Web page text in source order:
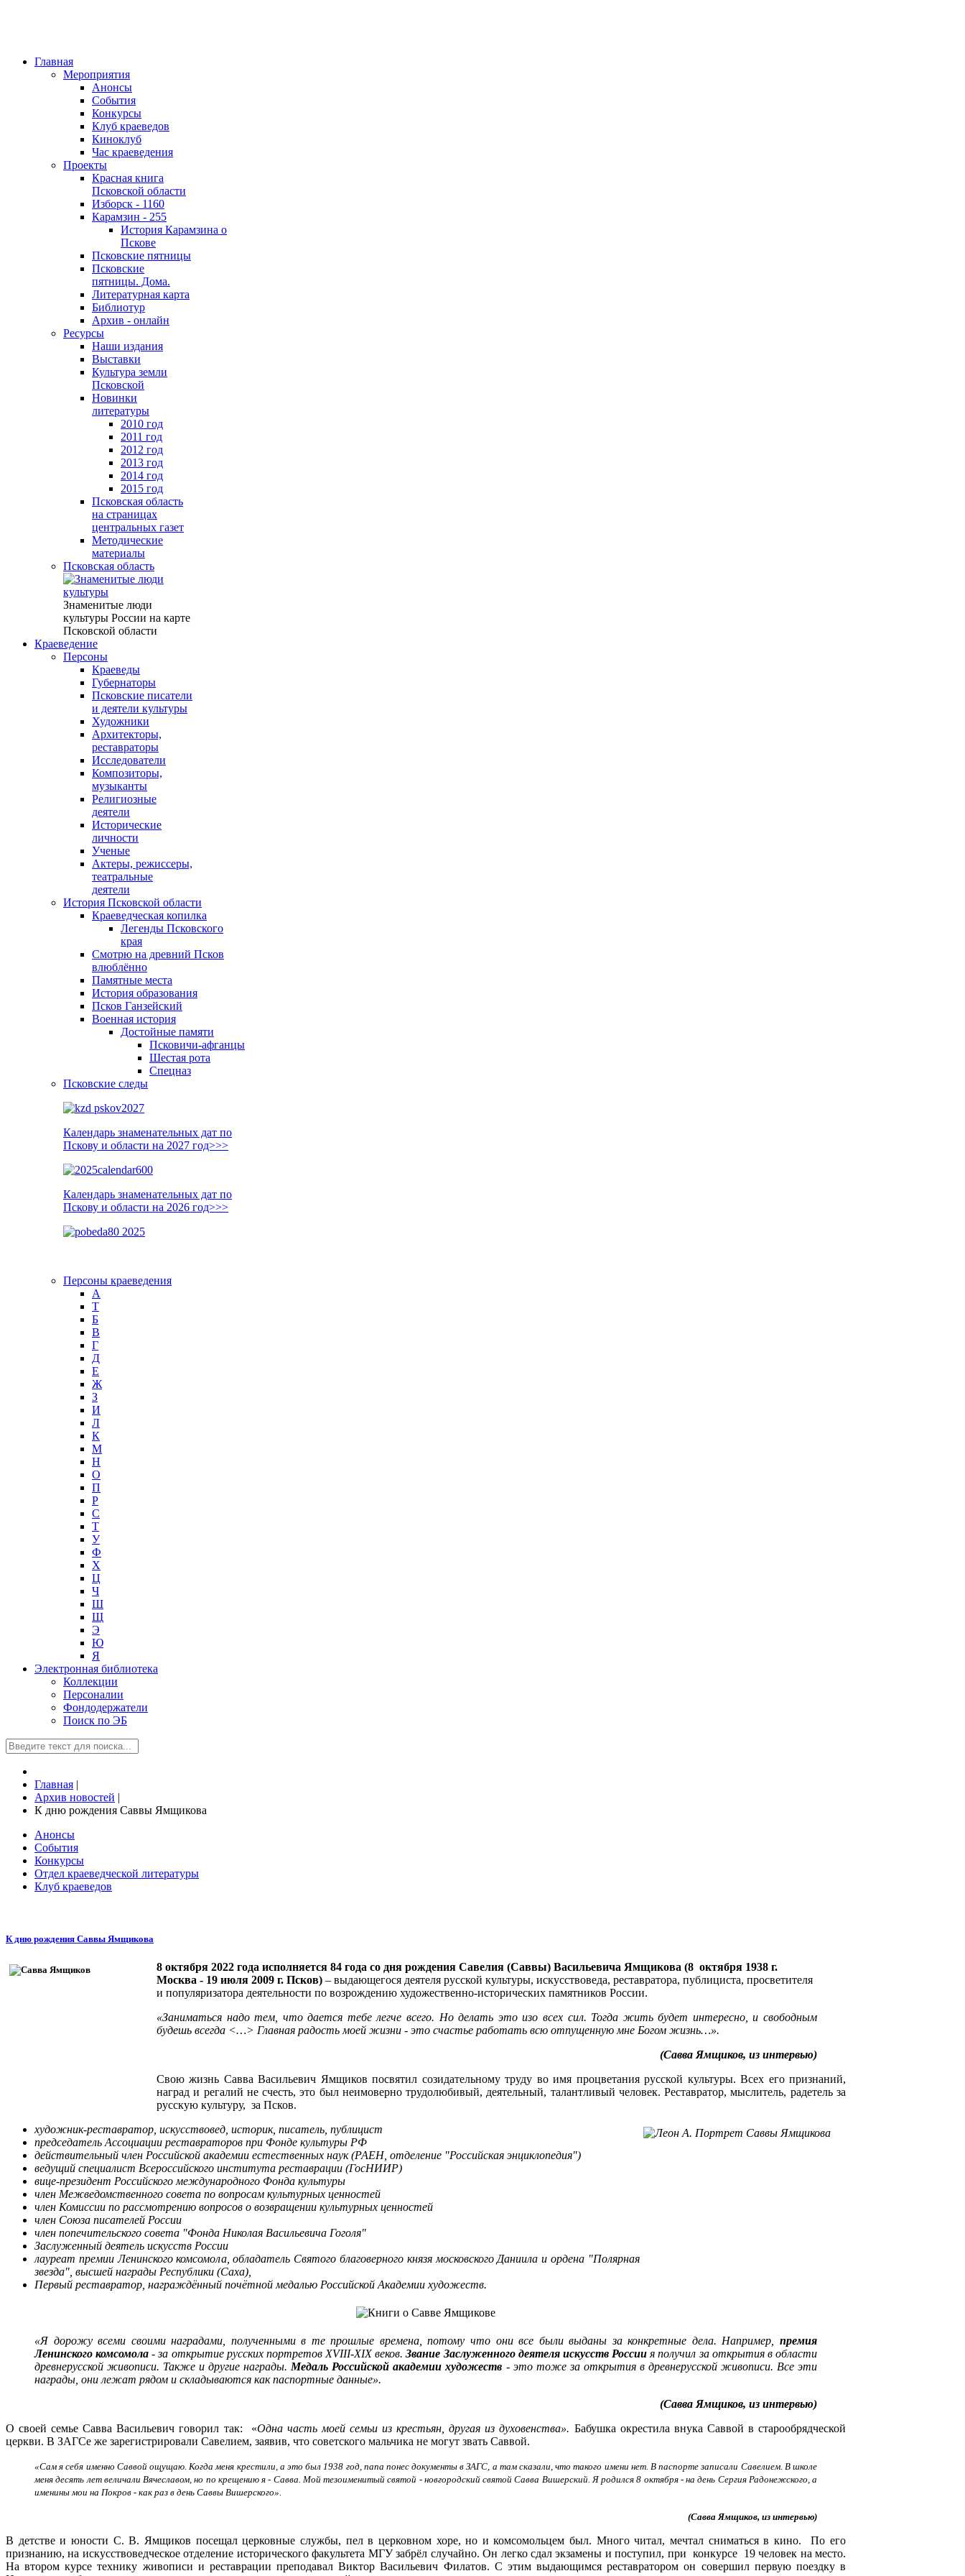
Главная
Мероприятия
Анонсы
События
Конкурсы
Клуб краеведов
Киноклуб
Час краеведения
Проекты
Красная книга
Псковской области
Изборск - 1160
Карамзин - 255
История Карамзина о
Пскове
Псковские пятницы
Псковские
пятницы. Дома.
Литературная карта
Библиотур
Архив - онлайн
Ресурсы
Наши издания
Выставки
Культура земли
Псковской
Новинки
литературы
2010 год
2011 год
2012 год
2013 год
2014 год
2015 год
Псковская область
на страницах
центральных газет
Методические
материалы
Псковская область
Знаменитые люди
культуры России на карте
Псковской области
Краеведение
Персоны
Краеведы
Губернаторы
Псковские писатели
и деятели культуры
Художники
Архитекторы,
реставраторы
Исследователи
Композиторы,
музыканты
Религиозные
деятели
Исторические
личности
Ученые
Актеры, режиссеры,
театральные
деятели
История Псковской области
Краеведческая копилка
Легенды Псковского
края
Смотрю на древний Псков
влюблённо
Памятные места
История образования
Псков Ганзейский
Военная история
Достойные памяти
Псковичи-афганцы
Шестая рота
Спецназ
Псковские следы
Календарь знаменательных дат по
Пскову и области на 2027 год>>>
Календарь знаменательных дат по
Пскову и области на 2026 год>>>
Персоны краеведения
А
T
Б
В
Г
Д
Е
Ж
З
И
Л
К
М
Н
О
П
Р
С
Т
У
Ф
Х
Ц
Ч
Ш
Щ
Э
Ю
Я
Электронная библиотека
Коллекции
Персоналии
Фондодержатели
Поиск по ЭБ
Главная |
Архив новостей |
К дню рождения Саввы Ямщикова
Анонсы
События
Конкурсы
Отдел краеведческой литературы
Клуб краеведов
К дню рождения Саввы Ямщикова
8 октября 2022 года исполняется 84 года со дня рождения Савелия (Саввы) Васильевича Ямщикова (8 октября 1938 г.
Москва - 19 июля 2009 г. Псков) – выдающегося деятеля русской культуры, искусствоведа, реставратора, публициста, просветителя
и популяризатора деятельности по возрождению художественно-исторических памятников России.
«Заниматься надо тем, что дается тебе легче всего. Но делать это изо всех сил. Тогда жить будет интересно, и свободным
будешь всегда <…> Главная радость моей жизни - это счастье работать всю отпущенную мне Богом жизнь…».
(Савва Ямщиков, из интервью)
Свою жизнь Савва Васильевич Ямщиков посвятил созидательному труду во имя процветания русской культуры. Всех его признаний,
наград и регалий не счесть, это был неимоверно трудолюбивый, деятельный, талантливый человек. Реставратор, мыслитель, радетель за
русскую культуру, за Псков.
художник-реставратор, искусствовед, историк, писатель, публицист
председатель Ассоциации реставраторов при Фонде культуры РФ
действительный член Российской академии естественных наук (РАЕН, отделение "Российская энциклопедия")
ведущий специалист Всероссийского института реставрации (ГосНИИР)
вице-президент Российского международного Фонда культуры
член Межведомственного совета по вопросам культурных ценностей
член Комиссии по рассмотрению вопросов о возвращении культурных ценностей
член Союза писателей России
член попечительского совета "Фонда Николая Васильевича Гоголя"
Заслуженный деятель искусств России
лауреат премии Ленинского комсомола, обладатель Святого благоверного князя московского Даниила и ордена "Полярная
звезда", высшей награды Республики (Саха),
Первый реставратор, награждённый почётной медалью Российской Академии художеств.
«Я дорожу всеми своими наградами, полученными в те прошлые времена, потому что они все были выданы за конкретные дела. Например, премия
Ленинского комсомола - за открытие русских портретов XVIII-XIX веков.Звание Заслуженного деятеля искусств России я получил за открытия в области
древнерусской живописи. Также и другие награды. Медаль Российской академии художеств - это тоже за открытия в древнерусской живописи. Все эти
награды, они лежат рядом и складываются как паспортные данные».
(Савва Ямщиков, из интервью)
О своей семье Савва Васильевич говорил так: «Одна часть моей семьи из крестьян, другая из духовенства». Бабушка окрестила внука Саввой в старообрядческой
церкви. В ЗАГСе же зарегистрировали Савелием, заявив, что советского мальчика не могут звать Саввой.
«Сам я себя именно Саввой ощущаю. Когда меня крестили, а это был 1938 год, папа понес документы в ЗАГС, а там сказали, что такого имени нет. В паспорте записали Савелием. В школе
меня десять лет величали Вячеславом, но по крещению я - Савва. Мой тезоименитый святой - новгородский святой Савва Вишерский. Я родился 8 октября - на день Сергия Радонежского, а
именины мои на Покров - как раз в день Саввы Вишерского».
(Савва Ямщиков, из интервью)
В детстве и юности С. В. Ямщиков посещал церковные службы, пел в церковном хоре, но и комсомольцем был. Много читал, мечтал сниматься в кино. По его
признанию, на искусствоведческое отделение исторического факультета МГУ забрёл случайно. Он легко сдал экзамены и поступил, при конкурсе 19 человек на место.
На втором курсе технику живописи и реставрации преподавал Виктор Васильевич Филатов. С этим выдающимся реставратором он совершил первую поездку в